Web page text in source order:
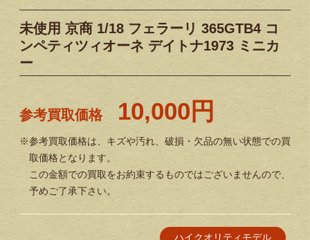
未使用 京商 1/18 フェラーリ 365GTB4 コ
ンペティツィオーネ デイトナ1973 ミニカ
ー
参考買取価格 10,000円
※参考買取価格は、キズや汚れ、破損・欠品の無い状態での買
取価格となります。
この金額での買取をお約束するものではございませんので、
予めご了承下さい。
ハイクオリティモデル